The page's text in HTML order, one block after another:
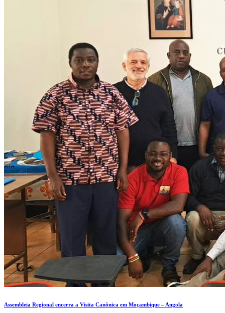
Assembleia Regional encerra a Visita Canônica em Moçambique – Angola